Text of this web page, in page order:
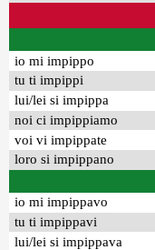
io mi impippo
tu ti impippi
lui/lei si impippa
noi ci impippiamo
voi vi impippate
loro si impippano
io mi impippavo
tu ti impippavi
lui/lei si impippava